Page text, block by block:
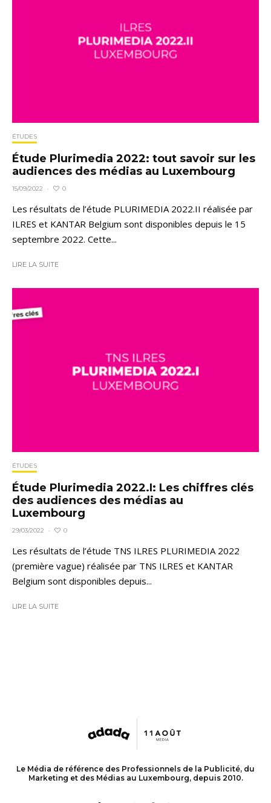
ÉTUDES
Étude Plurimedia 2022: tout savoir sur les
audiences des médias au Luxembourg
15/09/2022 · 0
Les résultats de l’étude PLURIMEDIA 2022.II réalisée par
ILRES et KANTAR Belgium sont disponibles depuis le 15
septembre 2022. Cette...
LIRE LA SUITE
ÉTUDES
Étude Plurimedia 2022.I: Les chiffres clés
des audiences des médias au
Luxembourg
29/03/2022 · 0
Les résultats de l’étude TNS ILRES PLURIMEDIA 2022
(première vague) réalisée par TNS ILRES et KANTAR
Belgium sont disponibles depuis...
LIRE LA SUITE
Le Média de référence des Professionnels de la Publicité, du
Marketing et des Médias au Luxembourg, depuis 2010.